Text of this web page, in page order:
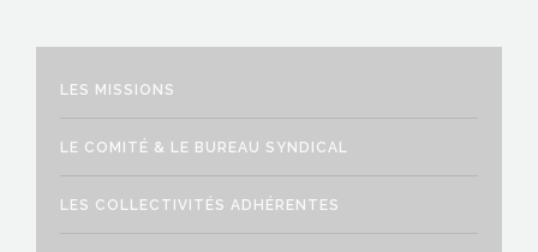
LES MISSIONS
LE COMITÉ & LE BUREAU SYNDICAL
LES COLLECTIVITÉS ADHÉRENTES